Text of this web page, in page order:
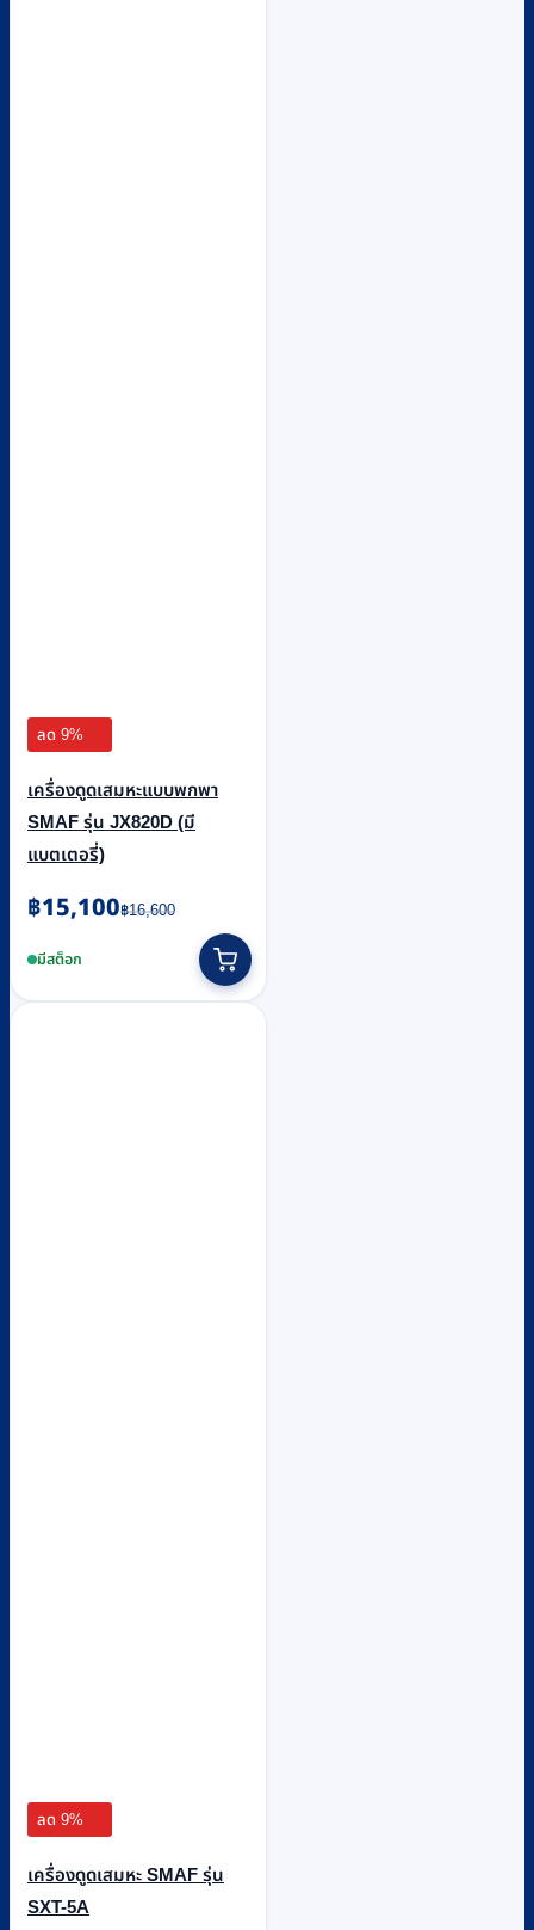
ลด 9%
เครื่องดูดเสมหะแบบพกพา
SMAF รุ่น JX820D (มี
แบตเตอรี่)
฿16,600
Original
price
was:
฿15,100
Current
price
is:มีสต็อก
ลด 9%
เครื่องดูดเสมหะ SMAF รุ่น
SXT-5A